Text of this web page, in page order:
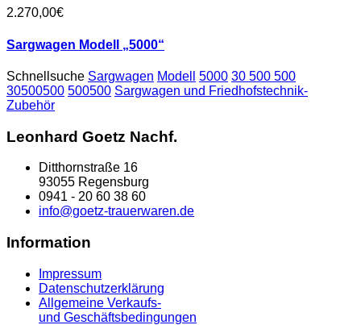
2.270,00€
Sargwagen Modell „5000“
Schnellsuche Sargwagen Modell 5000 30 500 500
30500500 500500 Sargwagen und Friedhofstechnik-
Zubehör
Leonhard Goetz Nachf.
Ditthornstraße 16
93055 Regensburg
0941 - 20 60 38 60
info@goetz-trauerwaren.de
Information
Impressum
Datenschutzerklärung
Allgemeine Verkaufs-
und Geschäftsbedingungen